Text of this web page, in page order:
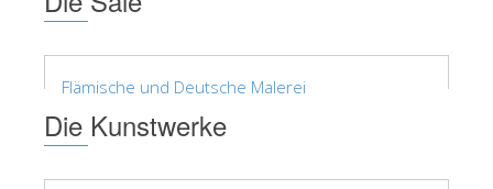
Vasari Corridor
Palazzo Vecchio
Santa Maria Novella
Santa Croce
Flämische und Deutsche Malerei
Die Kunstwerke